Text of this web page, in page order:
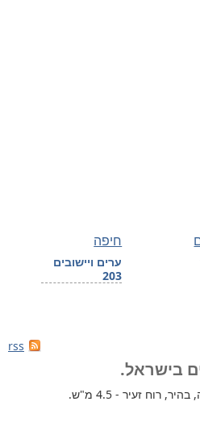
חיפה
ערים ויישובים
203
rss
בישראל.
רוח זעיר - 4.5 מ"ש.